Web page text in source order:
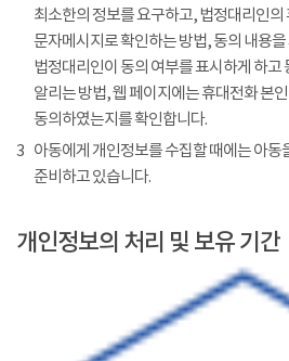
최소한의 정보를 요구하고, 법정대리인의
문자메시지로 확인하는 방법, 동의 내용을
법정대리인이 동의 여부를 표시하게 하고
알리는 방법, 웹 페이지에는 휴대전화 본
동의하였는지를 확인합니다.
3 아동에게 개인정보를 수집할 때에는 아동
준비하고 있습니다.
개인정보의 처리 및 보유 기간